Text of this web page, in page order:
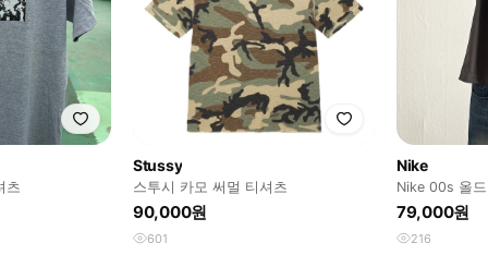
츠
Stussy
스투시 카모 써멀 티셔츠
90,000원
601
Nike
Nike 00s 올
카라티
79,000원
216